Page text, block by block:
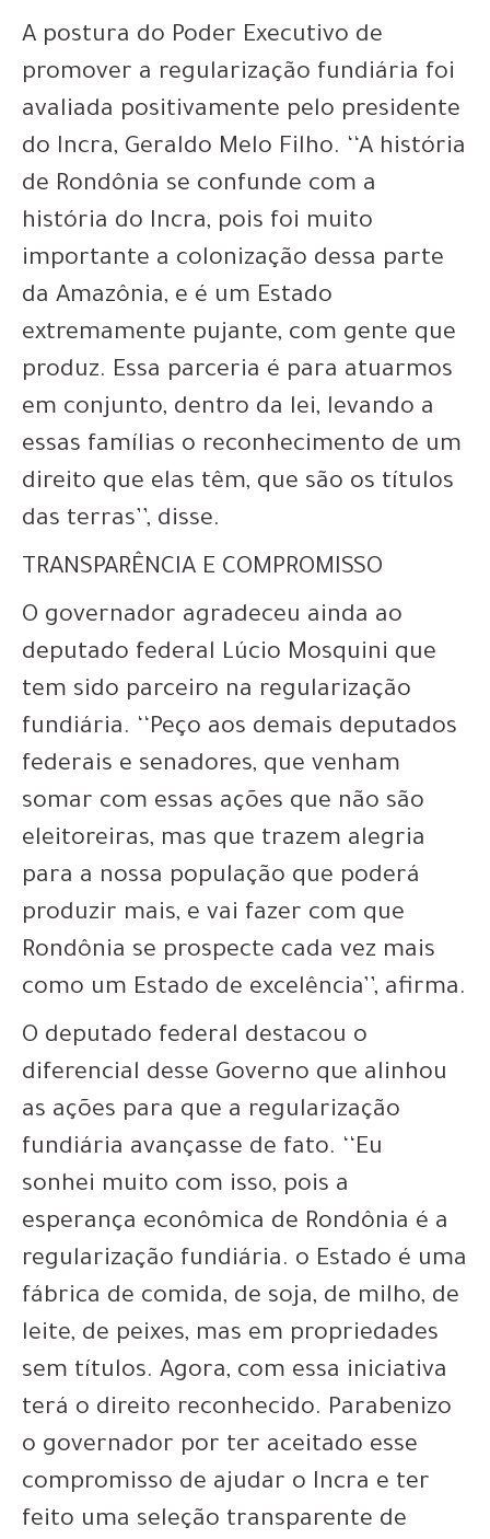
A postura do Poder Executivo de
promover a regularização fundiária foi
avaliada positivamente pelo presidente
do Incra, Geraldo Melo Filho. ‘‘A história
de Rondônia se confunde com a
história do Incra, pois foi muito
importante a colonização dessa parte
da Amazônia, e é um Estado
extremamente pujante, com gente que
produz. Essa parceria é para atuarmos
em conjunto, dentro da lei, levando a
essas famílias o reconhecimento de um
direito que elas têm, que são os títulos
das terras’’, disse.
TRANSPARÊNCIA E COMPROMISSO
O governador agradeceu ainda ao
deputado federal Lúcio Mosquini que
tem sido parceiro na regularização
fundiária. ‘‘Peço aos demais deputados
federais e senadores, que venham
somar com essas ações que não são
eleitoreiras, mas que trazem alegria
para a nossa população que poderá
produzir mais, e vai fazer com que
Rondônia se prospecte cada vez mais
como um Estado de excelência’’, afirma.
O deputado federal destacou o
diferencial desse Governo que alinhou
as ações para que a regularização
fundiária avançasse de fato. ‘‘Eu
sonhei muito com isso, pois a
esperança econômica de Rondônia é a
regularização fundiária. o Estado é uma
fábrica de comida, de soja, de milho, de
leite, de peixes, mas em propriedades
sem títulos. Agora, com essa iniciativa
terá o direito reconhecido. Parabenizo
o governador por ter aceitado esse
compromisso de ajudar o Incra e ter
feito uma seleção transparente de